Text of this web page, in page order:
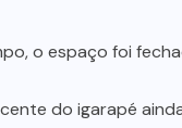
o espaço foi
do igarapé